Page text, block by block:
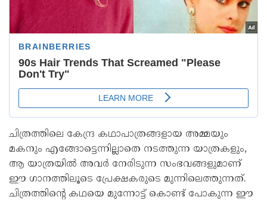
ചിത്രത്തിലെ കേന്ദ്ര കഥാപാത്രങ്ങളായ അമ്മയും
മകനും എങ്ങോട്ടെന്നില്ലാതെ നടത്തുന്ന യാത്രകളും,
ആ യാത്രയിൽ അവർ നേരിടുന്ന സംഭവങ്ങളുമാണ്
ഈ ഗാനത്തിലൂടെ പ്രേക്ഷകരുടെ മുന്നിലെത്തുന്നത്.
ചിത്രത്തിൻ്റെ കഥയെ മുന്നോട്ട് കൊണ്ട് പോകുന്ന ഈ